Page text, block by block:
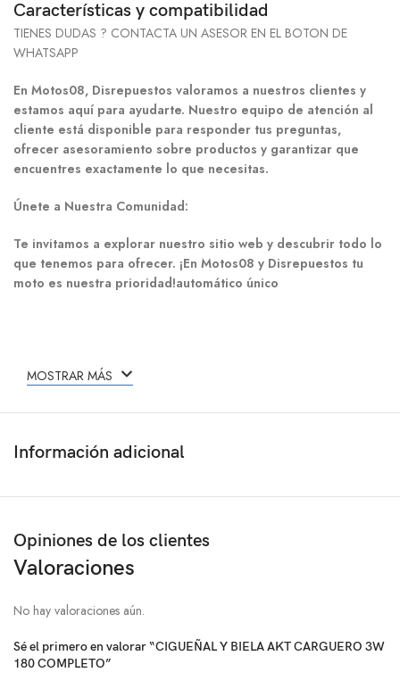
Características y compatibilidad
TIENES DUDAS ? CONTACTA UN ASESOR EN EL BOTON DE
WHATSAPP
En Motos08, Disrepuestos valoramos a nuestros clientes y
estamos aquí para ayudarte. Nuestro equipo de atención al
cliente está disponible para responder tus preguntas,
ofrecer asesoramiento sobre productos y garantizar que
encuentres exactamente lo que necesitas.
Únete a Nuestra Comunidad:
Te invitamos a explorar nuestro sitio web y descubrir todo lo
que tenemos para ofrecer. ¡En Motos08 y Disrepuestos tu
moto es nuestra prioridad!automático único
MOSTRAR MÁS
Información adicional
Opiniones de los clientes
Valoraciones
No hay valoraciones aún.
Sé el primero en valorar “CIGUEÑAL Y BIELA AKT CARGUERO 3W
180 COMPLETO”